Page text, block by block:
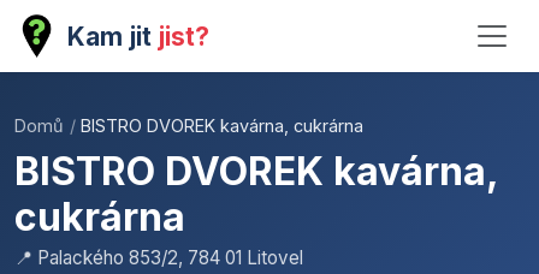
Kam jit jist?
Domů / BISTRO DVOREK kavárna, cukrárna
BISTRO DVOREK kavárna,
cukrárna
📍 Palackého 853/2, 784 01 Litovel